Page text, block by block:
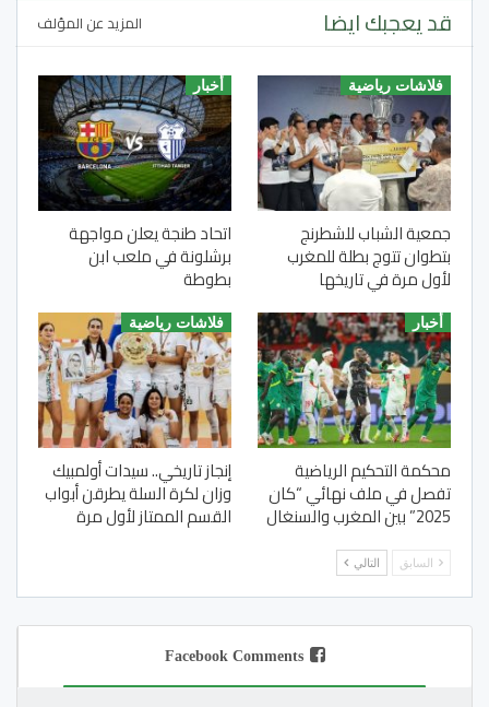
قد يعجبك ايضا المزيد عن المؤلف
فلاشات رياضية
جمعية الشباب للشطرنج
بتطوان تتوج بطلة للمغرب
لأول مرة في تاريخها
أخبار
اتحاد طنجة يعلن مواجهة
برشلونة في ملعب ابن
بطوطة
أخبار
محكمة التحكيم الرياضية
تفصل في ملف نهائي “كان
2025” بين المغرب والسنغال
فلاشات رياضية
إنجاز تاريخي.. سيدات أولمبيك
وزان لكرة السلة يطرقن أبواب
القسم الممتاز لأول مرة
السابق التالي
Facebook Comments